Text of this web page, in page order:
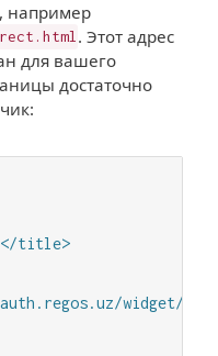
например
. Этот адрес
для вашего
достаточно
title>
widget/